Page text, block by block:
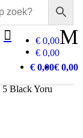
M
€ 0,00
€ 0,00

€ 0,00
€ 0,00
5 Black Yoru